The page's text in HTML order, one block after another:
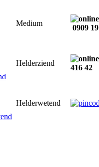
Medium
0909
Helderziend
416 42
Helderwetend